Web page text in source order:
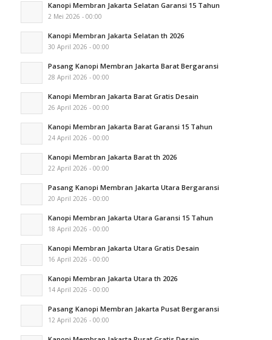
Kanopi Membran Jakarta Selatan Garansi 15 Tahun
2 Mei 2026 - 00:00
Kanopi Membran Jakarta Selatan th 2026
30 April 2026 - 00:00
Pasang Kanopi Membran Jakarta Barat Bergaransi
28 April 2026 - 00:00
Kanopi Membran Jakarta Barat Gratis Desain
26 April 2026 - 00:00
Kanopi Membran Jakarta Barat Garansi 15 Tahun
24 April 2026 - 00:00
Kanopi Membran Jakarta Barat th 2026
22 April 2026 - 00:00
Pasang Kanopi Membran Jakarta Utara Bergaransi
20 April 2026 - 00:00
Kanopi Membran Jakarta Utara Garansi 15 Tahun
18 April 2026 - 00:00
Kanopi Membran Jakarta Utara Gratis Desain
16 April 2026 - 00:00
Kanopi Membran Jakarta Utara th 2026
14 April 2026 - 00:00
Pasang Kanopi Membran Jakarta Pusat Bergaransi
12 April 2026 - 00:00